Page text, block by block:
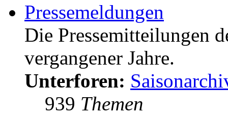
Pressemeldungen
Die Pressemitteilungen
vergangener Jahre.
Unterforen:
939 Themen